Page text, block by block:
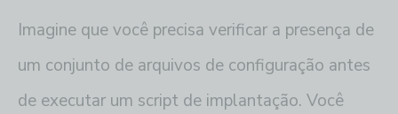
Imagine que você precisa verificar a presença de
um conjunto de arquivos de configuração antes
de executar um script de implantação. Você